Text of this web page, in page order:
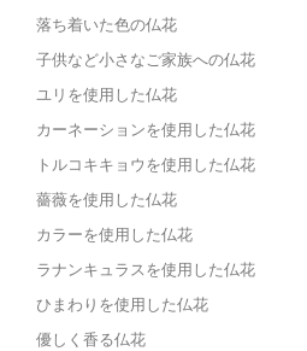
落ち着いた色の仏花
子供など小さなご家族への仏花
ユリを使用した仏花
カーネーションを使用した仏花
トルコキキョウを使用した仏花
薔薇を使用した仏花
カラーを使用した仏花
ラナンキュラスを使用した仏花
ひまわりを使用した仏花
優しく香る仏花